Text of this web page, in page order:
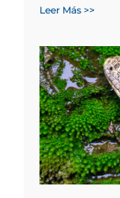
Leer Más >>